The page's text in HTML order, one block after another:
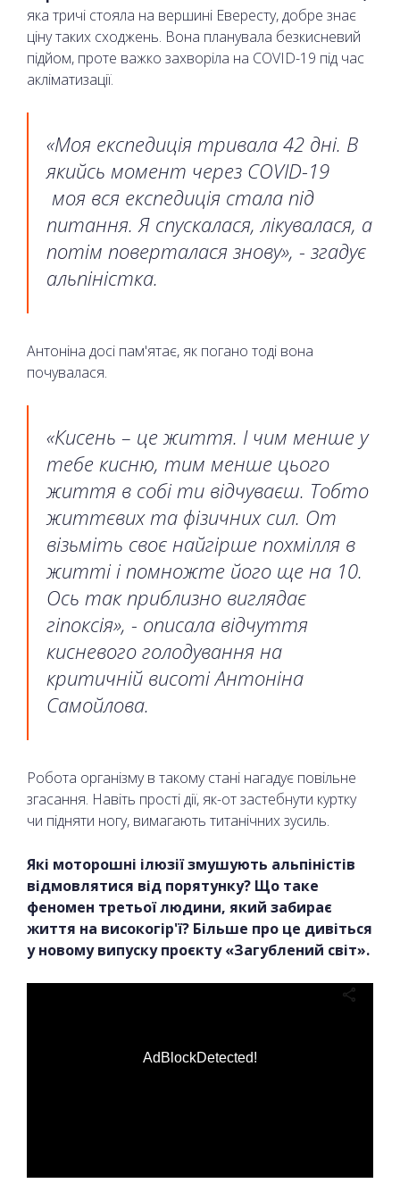
яка тричі стояла на вершині Евересту, добре знає
ціну таких сходжень. Вона планувала безкисневий
підйом, проте важко захворіла на COVID-19 під час
акліматизації.
«Моя експедиція тривала 42 дні. В
якийсь момент через COVID-19
моя вся експедиція стала під
питання. Я спускалася, лікувалася, а
потім поверталася знову», - згадує
альпіністка.
Антоніна досі пам'ятає, як погано тоді вона
почувалася.
«Кисень – це життя. І чим менше у
тебе кисню, тим менше цього
життя в собі ти відчуваєш. Тобто
життєвих та фізичних сил. От
візьміть своє найгірше похмілля в
житті і помножте його ще на 10.
Ось так приблизно виглядає
гіпоксія», - описала відчуття
кисневого голодування на
критичній висоті Антоніна
Самойлова.
Робота організму в такому стані нагадує повільне
згасання. Навіть прості дії, як-от застебнути куртку
чи підняти ногу, вимагають титанічних зусиль.
Які моторошні ілюзії змушують альпіністів
відмовлятися від порятунку? Що таке
феномен третьої людини, який забирає
життя на високогір'ї? Більше про це дивіться
у новому випуску проєкту «Загублений світ».
AdBlockDetected!